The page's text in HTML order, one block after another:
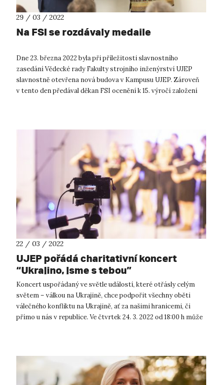
29 / 03 / 2022
Na FSI se rozdávaly medaile
Dne 23. března 2022 byla při příležitosti slavnostního
zasedání Vědecké rady Fakulty strojního inženýrství UJEP
slavnostně otevřena nová budova v Kampusu UJEP. Zároveň
v tento den předával děkan FSI ocenění k 15. výročí založení
22 / 03 / 2022
UJEP pořádá charitativní koncert
“Ukrajino, jsme s tebou”
Koncert uspořádaný ve světle událostí, které otřásly celým
světem – válkou na Ukrajině, chce podpořit všechny oběti
válečného konfliktu na Ukrajině, ať za našimi hranicemi, či
přímo u nás v republice. Ve čtvrtek 24. 3. 2022 od 18:00 h může